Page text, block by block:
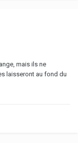
mais ils ne
laisseront au fond du